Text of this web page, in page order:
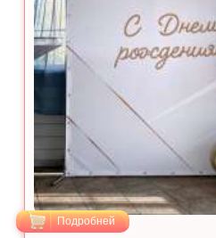
Подробней